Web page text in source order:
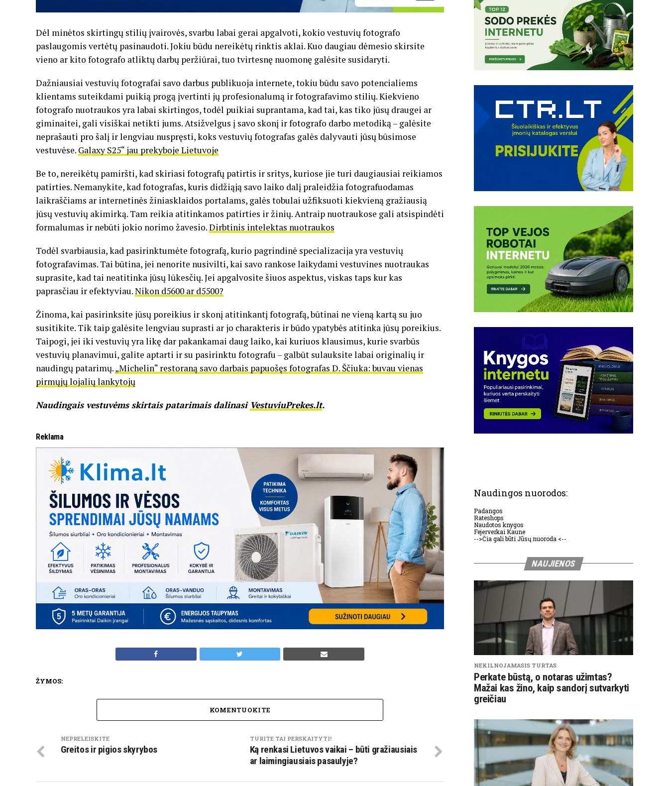
Dėl minėtos skirtingų stilių įvairovės, svarbu labai gerai apgalvoti, kokio vestuvių fotografo
paslaugomis vertėtų pasinaudoti. Jokiu būdu nereikėtų rinktis aklai. Kuo daugiau dėmesio skirsite
vieno ar kito fotografo atliktų darbų peržiūrai, tuo tvirtesnę nuomonę galėsite susidaryti.
Dažniausiai vestuvių fotografai savo darbus publikuoja internete, tokiu būdu savo potencialiems
klientams suteikdami puikią progą įvertinti jų profesionalumą ir fotografavimo stilių. Kiekvieno
fotografo nuotraukos yra labai skirtingos, todėl puikiai suprantama, kad tai, kas tiko jūsų draugei ar
giminaitei, gali visiškai netikti jums. Atsižvelgus į savo skonį ir fotografo darbo metodiką – galėsite
neprašauti pro šalį ir lengviau nuspręsti, koks vestuvių fotografas galės dalyvauti jūsų būsimose
vestuvėse. Galaxy S25“ jau prekyboje Lietuvoje
Be to, nereikėtų pamiršti, kad skiriasi fotografų patirtis ir sritys, kuriose jie turi daugiausiai reikiamos
patirties. Nemanykite, kad fotografas, kuris didžiąją savo laiko dalį praleidžia fotografuodamas
laikraščiams ar internetinės žiniasklaidos portalams, galės tobulai užfiksuoti kiekvieną gražiausią
jūsų vestuvių akimirką. Tam reikia atitinkamos patirties ir žinių. Antraip nuotraukose gali atsispindėti
formalumas ir nebūti jokio norimo žavesio.Dirbtinis intelektas nuotraukos
Todėl svarbiausia, kad pasirinktumėte fotografą, kurio pagrindinė specializacija yra vestuvių
fotografavimas. Tai būtina, jei nenorite nusivilti, kai savo rankose laikydami vestuvines nuotraukas
suprasite, kad tai neatitinka jūsų lūkesčių. Jei apgalvosite šiuos aspektus, viskas taps kur kas
paprasčiau ir efektyviau.Nikon d5600 ar d5500?
Žinoma, kai pasirinksite jūsų poreikius ir skonį atitinkantį fotografą, būtinai ne vieną kartą su juo
susitikite. Tik taip galėsite lengviau suprasti ar jo charakteris ir būdo ypatybės atitinka jūsų poreikius.
Taipogi, jei iki vestuvių yra likę dar pakankamai daug laiko, kai kuriuos klausimus, kurie svarbūs
vestuvių planavimui, galite aptarti ir su pasirinktu fotografu – galbūt sulauksite labai originalių ir
naudingų patarimų.„Michelin“ restoraną savo darbais papuošęs fotografas D. Ščiuka: buvau vienas
pirmųjų lojalių lankytojų
Naudingais vestuvėms skirtais patarimais dalinasi VestuviuPrekes.lt.
Reklama
ŽYMOS:
KOMENTUOKITE
TURITE TAI PERSKAITYTI!
Ką renkasi Lietuvos vaikai – būti gražiausiais
ar laimingiausiais pasaulyje?
NEPRELEISKITE
Greitos ir pigios skyrybos
Naudingos nuorodos:
Padangos
Rateshops
Naudotos knygos
Fejerverkai Kaune
-->Čia gali būti Jūsų nuoroda <--
NAUJIENOS
NEKILNOJAMASIS TURTAS
Perkate būstą, o notaras užimtas?
Mažai kas žino, kaip sandorį sutvarkyti
greičiau